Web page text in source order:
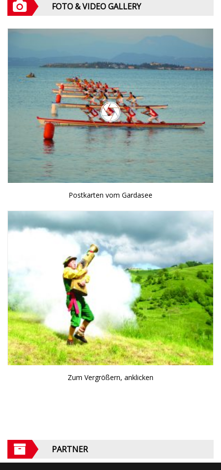
FOTO & VIDEO GALLERY
Postkarten vom Gardasee
Zum Vergrößern, anklicken
PARTNER